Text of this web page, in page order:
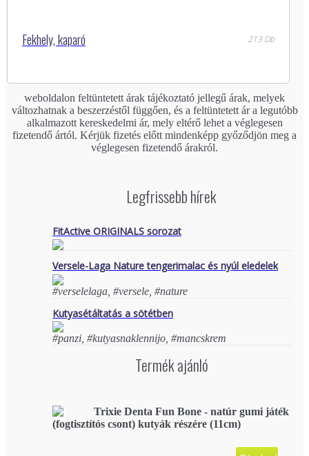
Fekhely, kaparó 213 Db
weboldalon feltüntetett árak tájékoztató jellegű árak, melyek
változhatnak a beszerzéstől függően, és a feltüntetett ár a legutóbb
alkalmazott kereskedelmi ár, mely eltérő lehet a véglegesen
fizetendő ártól. Kérjük fizetés előtt mindenképp győződjön meg a
véglegesen fizetendő árakról.
Legfrissebb hírek
FitActive ORIGINALS sorozat
Versele-Laga Nature tengerimalac és nyúl eledelek
#verselelaga, #versele, #nature
Kutyasétáltatás a sötétben
#panzi, #kutyasnaklennijo, #mancskrem
Termék ajánló
Trixie Denta Fun Bone - natúr gumi játék
(fogtisztítós csont) kutyák részére (11cm)